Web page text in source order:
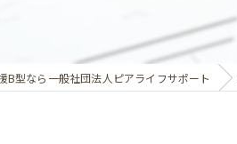
B型なら一般社団法人ピアライフサポート